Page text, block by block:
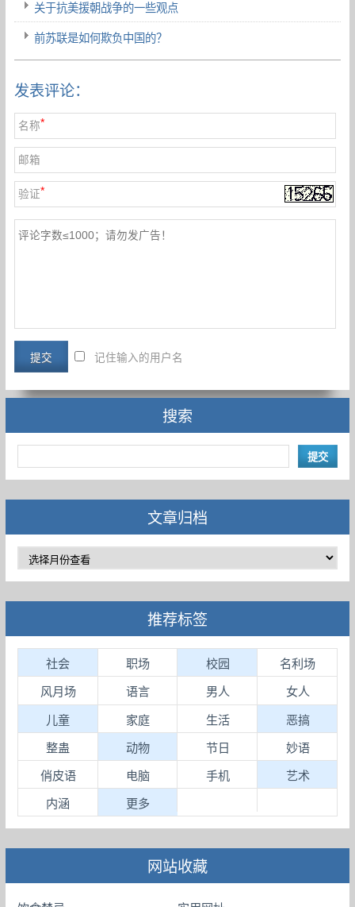
关于抗美援朝战争的一些观点
前苏联是如何欺负中国的？
发表评论：
名称*
邮箱
验证*
记住输入的用户名
搜索
文章归档
推荐标签
社会 职场 校园 名利场
风月场 语言 男人 女人
儿童 家庭 生活 恶搞
整蛊 动物 节日 妙语
俏皮语 电脑 手机 艺术
内涵 更多
网站收藏